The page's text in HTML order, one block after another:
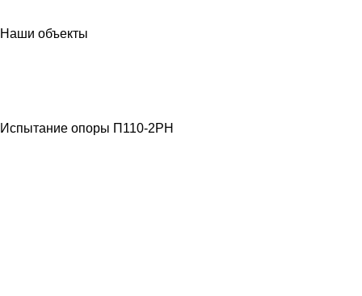
Наши объекты
Испытание опоры П110-2РН